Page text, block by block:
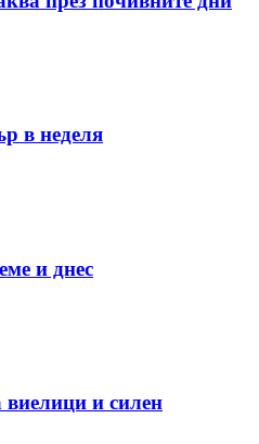
в неделя
и днес
и силен